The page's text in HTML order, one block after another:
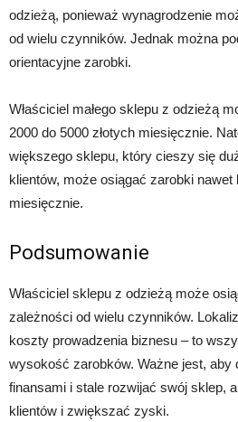
odzieżą, ponieważ wynagrodzenie
od wielu czynników. Jednak można
orientacyjne zarobki.
Właściciel małego sklepu z odzieżą
2000 do 5000 złotych miesięcznie.
większego sklepu, który cieszy się
klientów, może osiągać zarobki
miesięcznie.
Podsumowanie
Właściciel sklepu z odzieżą może
zależności od wielu czynników.
koszty prowadzenia biznesu – to
wysokość zarobków. Ważne jest, aby
finansami i stale rozwijać swój sklep,
klientów i zwiększać zyski.